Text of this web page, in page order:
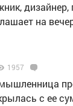
на
1957
с ее